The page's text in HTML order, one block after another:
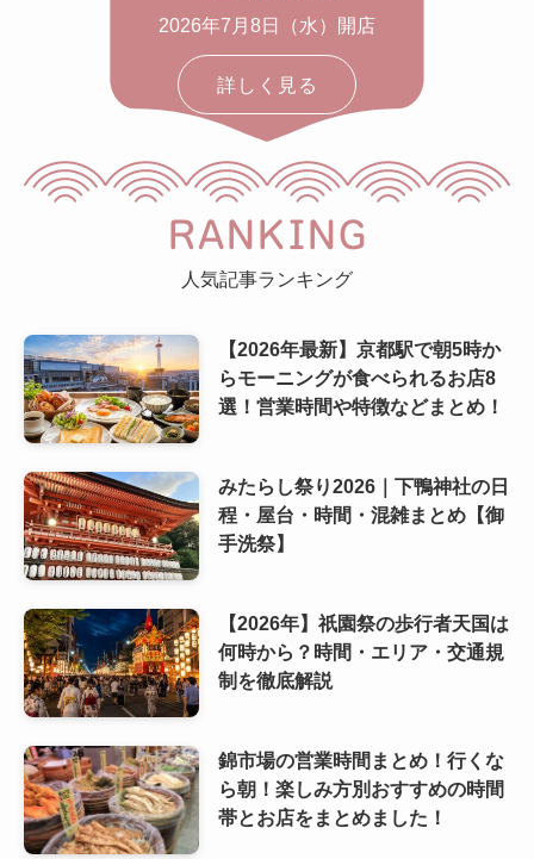
2026年7月8日（水）開店
詳しく見る
RANKING
人気記事ランキング
【2026年最新】京都駅で朝5時か
らモーニングが食べられるお店8
選！営業時間や特徴などまとめ！
みたらし祭り2026｜下鴨神社の日
程・屋台・時間・混雑まとめ【御
手洗祭】
【2026年】祇園祭の歩行者天国は
何時から？時間・エリア・交通規
制を徹底解説
錦市場の営業時間まとめ！行くな
ら朝！楽しみ方別おすすめの時間
帯とお店をまとめました！